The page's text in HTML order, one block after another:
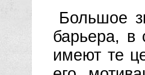
Большое
барьера, в
имеют те